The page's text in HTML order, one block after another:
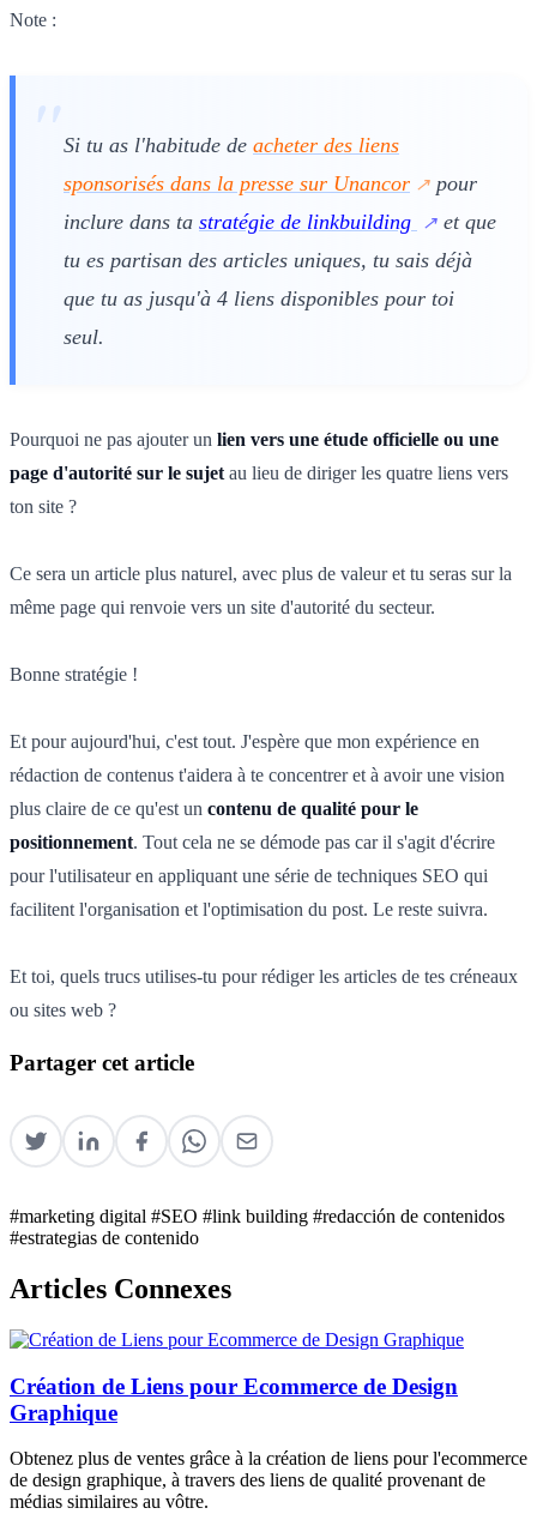
Note :
Si tu as l'habitude de acheter des liens
sponsorisés dans la presse sur Unancor
pour
inclure dans ta stratégie de linkbuilding
et que
tu es partisan des articles uniques, tu sais déjà
que tu as jusqu'à 4 liens disponibles pour toi
seul.
Pourquoi ne pas ajouter un lien vers une étude officielle ou une
page d'autorité sur le sujet au lieu de diriger les quatre liens vers
ton site ?
Ce sera un article plus naturel, avec plus de valeur et tu seras sur la
même page qui renvoie vers un site d'autorité du secteur.
Bonne stratégie !
Et pour aujourd'hui, c'est tout. J'espère que mon expérience en
rédaction de contenus t'aidera à te concentrer et à avoir une vision
plus claire de ce qu'est un contenu de qualité pour le
positionnement. Tout cela ne se démode pas car il s'agit d'écrire
pour l'utilisateur en appliquant une série de techniques SEO qui
facilitent l'organisation et l'optimisation du post. Le reste suivra.
Et toi, quels trucs utilises-tu pour rédiger les articles de tes créneaux
ou sites web ?
Partager cet article
#marketing digital #SEO #link building #redacción de contenidos
#estrategias de contenido
Articles Connexes
Création de Liens pour Ecommerce de Design
Graphique
Obtenez plus de ventes grâce à la création de liens pour l'ecommerce
de design graphique, à travers des liens de qualité provenant de
médias similaires au vôtre.